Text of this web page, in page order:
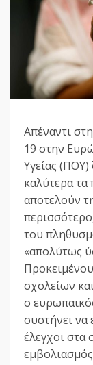
Απέναντι
19 στην
Υγείας
καλύτερα τα
αποτελούν
του
«απολύτως
σχολείων
ο
συστήνει να
έλεγχοι στα